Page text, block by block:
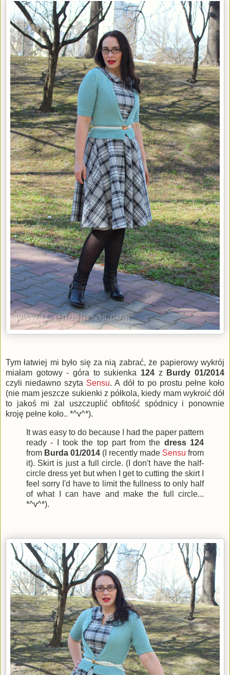
Tym łatwiej mi było się za nią zabrać, że papierowy wykrój
miałam gotowy - góra to sukienka 124 z
Burdy 01/2014
czyli niedawno szyta Sensu. A dół to po prostu pełne koło
(nie mam jeszcze sukienki z półkola, kiedy mam wykroić dół
to jakoś mi żal uszczuplić obfitość spódnicy i ponownie
kroję pełne koło.. *^v^*).
It was easy to do because I had the paper pattern
ready - I took the top part from the dress 124
from Burda 01/2014 (I recently made Sensu from
it). Skirt is just a full circle. (I don't have the half-
circle dress yet but when I get to cutting the skirt I
feel sorry I'd have to limit the fullness to only half
of what I can have and make the full circle...
*^v^*).